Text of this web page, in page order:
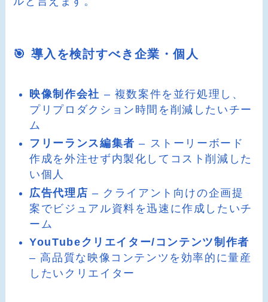
🎯 導入を検討すべき企業・個人
映像制作会社 – 複数案件を並行処理し、
プリプロダクション時間を削減したいチー
ム
フリーランス編集者 – ストーリーボード
作成を外注せず内製化してコスト削減した
い個人
広告代理店 – クライアント向けの企画提
案でビジュアル資料を迅速に作成したいチ
ーム
YouTubeクリエイター/コンテンツ制作者
– 高品質な映像コンテンツを効率的に量産
したいクリエイター